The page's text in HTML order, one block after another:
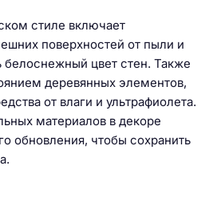
стиле включает
поверхностей от пыли и
белоснежный цвет стен. Также
деревянных элементов,
от влаги и ультрафиолета.
материалов в декоре
обновления, чтобы сохранить